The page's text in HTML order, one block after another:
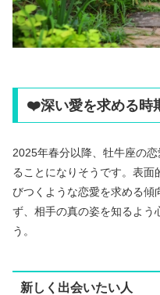
❤️深い愛を求める時
2025年春分以降、牡牛座の恋
ることになりそうです。表
びつくような恋愛を求める傾
ず、相手の真の姿を知るよう
う。
新しく出会いたい人